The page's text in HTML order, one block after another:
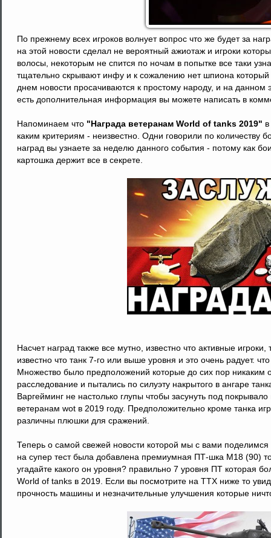
По прежнему всех игроков волнует вопрос что же будет за
на этой новости сделал не вероятный ажиотаж и игроки
волосы, некоторым не спится по ночам в попытке все таки
тщательно скрывают инфу и к сожалению нет шпиона
днем новости просачиваются к простому народу, и на
есть дополнительная информация вы можете написать в
Напоминаем что "Награда ветеранам World of tanks 2019"
каким критериям - неизвестно. Одни говорили по количеству
наград вы узнаете за неделю данного события - потому как
картошка держит все в секрете.
Насчет наград также все мутно, известно что активные
известно что танк 7-го или выше уровня и это очень радует.
Множество было предположений которые до сих пор никаким
расследование и пытались по силуэту накрытого в ангаре
Варгейминг не настолько глупы чтобы засунуть под
ветеранам wot в 2019 году. Предположительно кроме танка
различны плюшки для сражений.
Теперь о самой свежей новости которой мы с вами
на супер тест была добавлена премиумная ПТ-шка M18 (90)
угадайте какого он уровня? правильно 7 уровня ПТ которая
World of tanks в 2019. Если вы посмотрите на ТТХ ниже то
прочность машины и незначительные улучшения которые